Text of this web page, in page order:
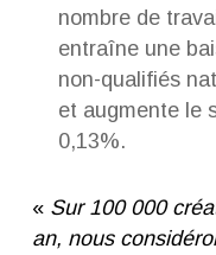
nombre de
entraîne une
non-qualifiés
et augmente le
0,13%.
« Sur 100 000
an, nous